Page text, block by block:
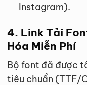
Instagram).
4. Link Tải
Hóa Miễn Phí
Bộ font đã được
tiêu chuẩn (TTF/